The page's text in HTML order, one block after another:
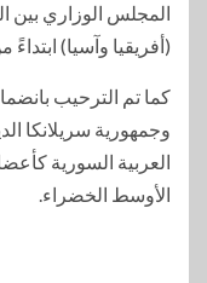
المجلس الوزاري بين
(أفريقيا وآسيا) ابتداءً من
كما تم الترحيب
وجمهورية سريلانكا
العربية السورية
الأوسط الخضراء.